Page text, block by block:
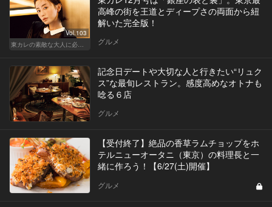
Vol.103
高峰の街を王道とディープさの両面から紐
解いた完全版！
グルメ
記念日デートや大切な人と行きたい“リュク
ス”な最旬レストラン。感度高めなオトナも
唸る６店
グルメ
【受付終了】絶品の香草ラムチョップをホ
テルニューオータニ（東京）の料理長と一
緒に作ろう！【6/27(土)開催】
グルメ